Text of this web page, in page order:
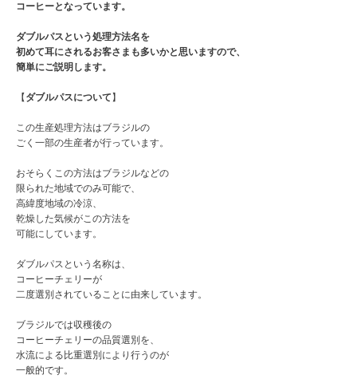
コーヒーとなっています。
ダブルパスという処理方法名を
初めて耳にされるお客さまも多いかと思いますので、
簡単にご説明します。
【 ダブルパスについて 】
この生産処理方法はブラジルの
ごく一部の生産者が行っています。
おそらくこの方法はブラジルなどの
限られた地域でのみ可能で、
高緯度地域の冷涼、
乾燥した気候がこの方法を
可能にしています。
ダブルパスという名称は、
コーヒーチェリーが
二度選別されていることに由来しています。
ブラジルでは収穫後の
コーヒーチェリーの品質選別を、
水流による比重選別により行うのが
一般的です。